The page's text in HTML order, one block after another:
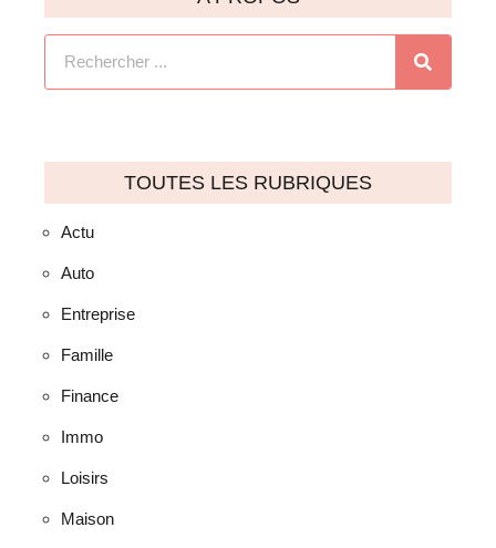
TOUTES LES RUBRIQUES
Actu
Auto
Entreprise
Famille
Finance
Immo
Loisirs
Maison